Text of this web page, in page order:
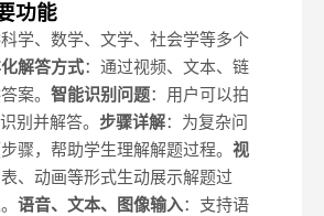
功能
学、数学、文学、社会学等多个
解答方式：通过视频、文本、链
案。 智能识别问题：用户可以拍
别并解答。 步骤详解：为复杂问
骤，帮助学生理解解题过程。 视
、动画等形式生动展示解题过
语音、文本、图像输入：支持语